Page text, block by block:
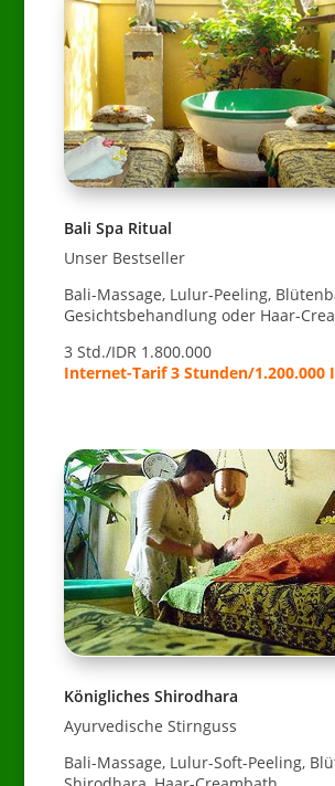
Bali Spa Ritual
Unser Bestseller
Bali-Massage, Lulur-Peeling,
Gesichtsbehandlung oder Haar-
3 Std./IDR 1.800.000
Internet-Tarif 3 Stunden/1.200.000
Königliches Shirodhara
Ayurvedische Stirnguss
Bali-Massage, Lulur-Soft-Peeling,